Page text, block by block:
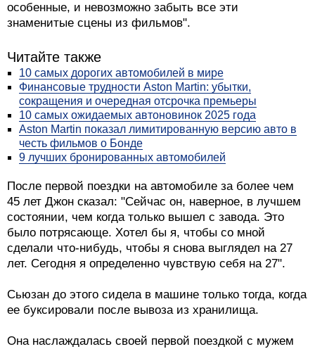
особенные, и невозможно забыть все эти
знаменитые сцены из фильмов".
Читайте также
10 самых дорогих автомобилей в мире
Финансовые трудности Aston Martin: убытки,
сокращения и очередная отсрочка премьеры
10 самых ожидаемых автоновинок 2025 года
Aston Martin показал лимитированную версию авто в
честь фильмов о Бонде
9 лучших бронированных автомобилей
После первой поездки на автомобиле за более чем
45 лет Джон сказал: "Сейчас он, наверное, в лучшем
состоянии, чем когда только вышел с завода. Это
было потрясающе. Хотел бы я, чтобы со мной
сделали что-нибудь, чтобы я снова выглядел на 27
лет. Сегодня я определенно чувствую себя на 27".
Сьюзан до этого сидела в машине только тогда, когда
ее буксировали после вывоза из хранилища.
Она наслаждалась своей первой поездкой с мужем